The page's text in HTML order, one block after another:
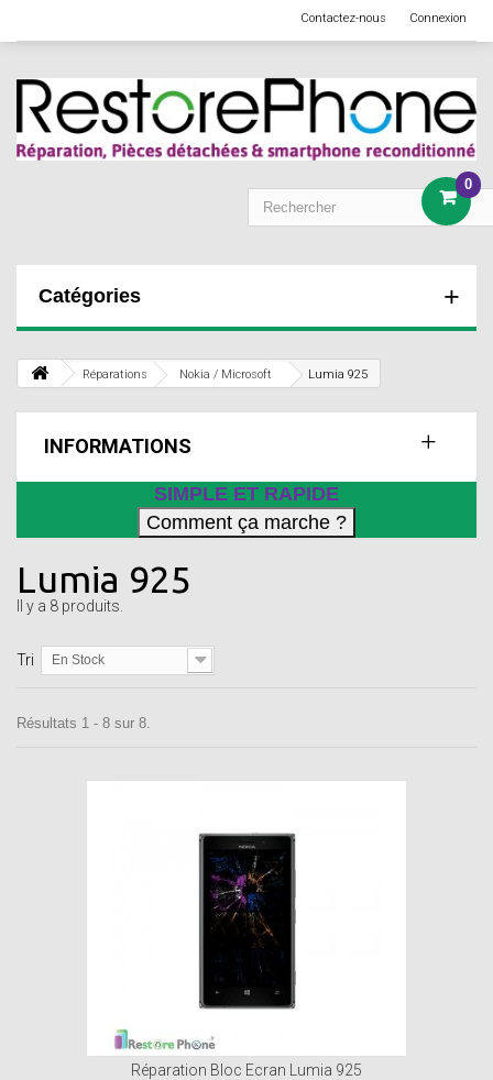
Connexion
Contactez-nous
0
Catégories
Réparations Nokia / Microsoft Lumia 925
INFORMATIONS
SIMPLE ET RAPIDE
Lumia 925
Il y a 8 produits.
Tri En Stock
Résultats 1 - 8 sur 8.
Réparation Bloc Ecran Lumia 925